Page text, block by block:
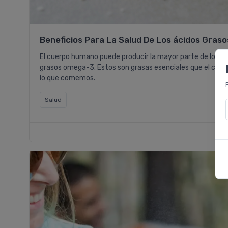
Beneficios Para La Salud De Los ácidos
El cuerpo humano puede producir la mayor parte de los
grasos omega-3. Estos son grasas esenciales que el
lo que comemos.
Salud